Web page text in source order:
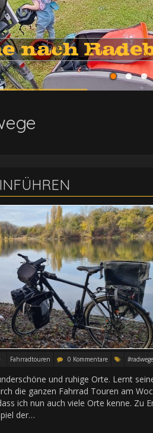
nach
Fahrradtouren 0 Kommentare #radwege
und ruhige Orte. Lernt
die ganzen Fahrrad Touren am
ich nun auch viele Orte kenne. Zu
der…